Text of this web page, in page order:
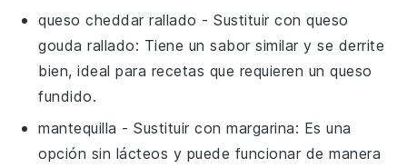
queso cheddar rallado - Sustituir conqueso
gouda rallado: Tiene un sabor similar y se derrite
bien, ideal para recetas que requieren un queso
fundido.
mantequilla - Sustituir conmargarina: Es una
opción sin lácteos y puede funcionar de manera